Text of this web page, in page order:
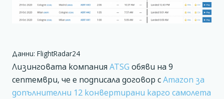
Данни: FlightRadar24
Лизинговата компания ATSG обяви на 9
септември, че е подписала договор сAmazon за
допълнителни 12 конвертирани карго самолета